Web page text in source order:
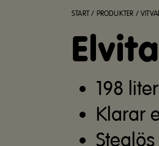
START / PRODUKTER /
198 liter
Klarar